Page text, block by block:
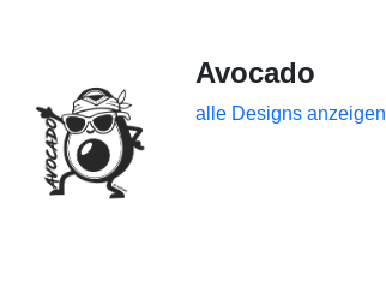
Avocado
alle Designs anzeigen